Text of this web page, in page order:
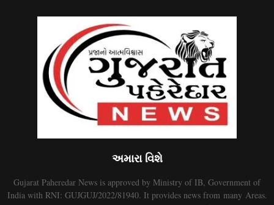
અમારા વિશે
Gujarat Paheredar News is approved by Ministry of IB, Government of
India with RNI: GUJGUJ/2022/81940. It provides news from many Areas.